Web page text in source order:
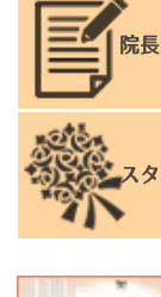
院
ス